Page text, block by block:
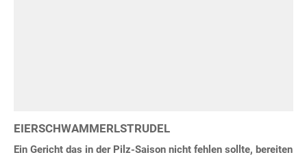
EIERSCHWAMMERLSTRUDEL
Ein Gericht das in der Pilz-Saison nicht fehlen sollte, bereiten